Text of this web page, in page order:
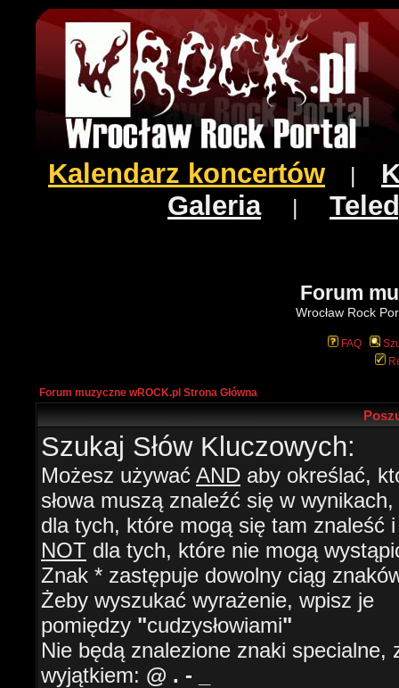
Kalendarz koncertów
Galeria|
Forum
Wrocław Rock
FAQ
Forum muzyczne wROCK.pl Strona Główna
Szukaj Słów Kluczowych:
Możesz używać AND aby określać,
słowa muszą znaleźć się w wynikach,
dla tych, które mogą się tam znaleść i
NOT dla tych, które nie mogą
Znak * zastępuje dowolny ciąg
Żeby wyszukać wyrażenie, wpisz je
pomiędzy "cudzysłowiami"
Nie będą znalezione znaki specialne,
wyjątkiem: @ . - _